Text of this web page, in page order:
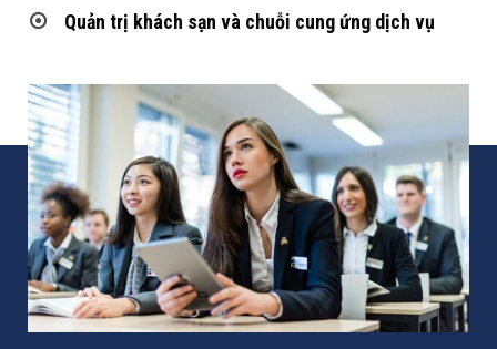
Quản trị khách sạn và chuỗi cung ứng dịch vụ